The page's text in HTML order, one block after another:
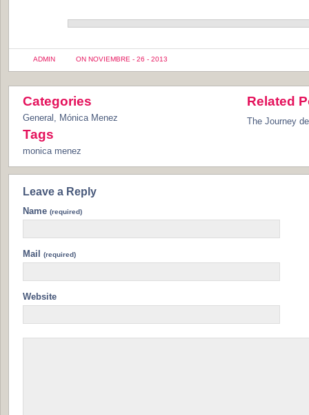
ADMIN ON NOVIEMBRE - 26 - 2013
Categories
General , Mónica Menez
Tags
monica menez
Related
The Journey
Leave a Reply
Name (required)
Mail (required)
Website